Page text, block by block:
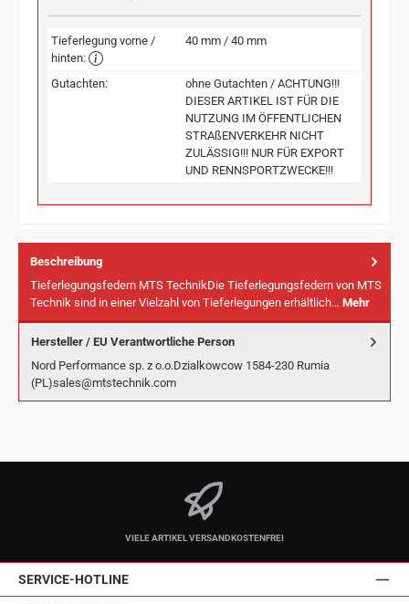
Tieferlegung vorne /
hinten:
40 mm / 40 mm
Gutachten:
ohne Gutachten / ACHTUNG!!!
DIESER ARTIKEL IST FÜR DIE
NUTZUNG IM ÖFFENTLICHEN
STRAßENVERKEHR NICHT
ZULÄSSIG!!! NUR FÜR EXPORT
UND RENNSPORTZWECKE!!!
Beschreibung
Tieferlegungsfedern MTS TechnikDie Tieferlegungsfedern von MTS
Technik sind in einer Vielzahl von Tieferlegungen erhältlich… Mehr
Hersteller / EU Verantwortliche Person
Nord Performance sp. z o.o.Dzialkowcow 1584-230 Rumia
(PL)sales@mtstechnik.com
VIELE ARTIKEL VERSANDKOSTENFREI
SERVICE-HOTLINE